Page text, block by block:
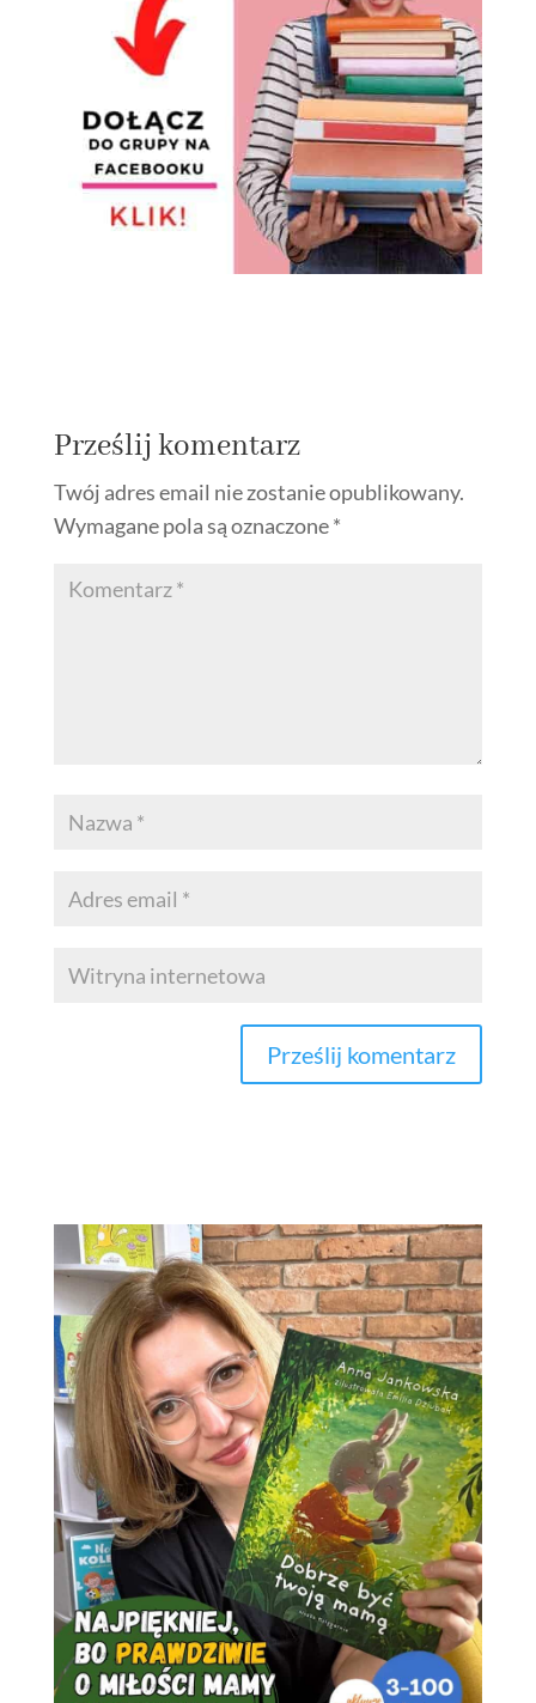
Prześlij komentarz
Twój adres email nie zostanie opublikowany.
Wymagane pola są oznaczone*